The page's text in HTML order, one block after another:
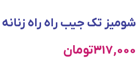
شوميز تک جيب راه راه زنانه 0986
317,000تومان